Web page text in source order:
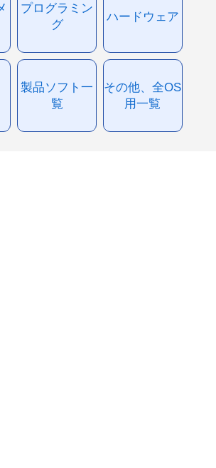
プログラミン
グ
ハードウェア
製品ソフト一
覧
その他、全OS
用一覧